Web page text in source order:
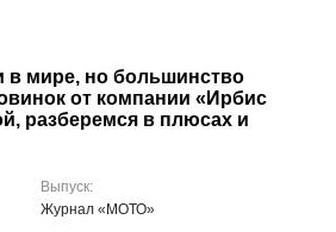
в мире, но большинство
от компании «Ирбис
разберемся в плюсах и
Выпуск:
Журнал «МОТО»